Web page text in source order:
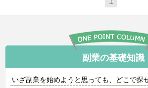
副業の基礎知識
いざ副業を始めようと思っても、どこで探